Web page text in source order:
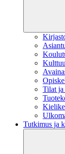
Tilat ja
Tutkimus ja